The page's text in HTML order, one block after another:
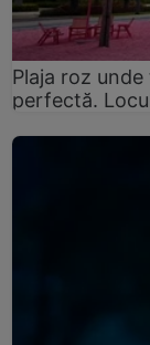
Plaja roz
perfectă.